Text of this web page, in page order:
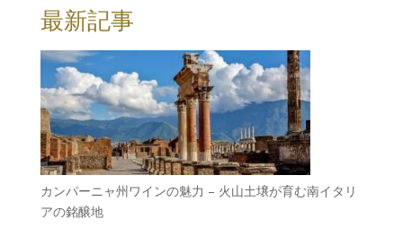
最新記事
カンパーニャ州ワインの魅力 – 火山土壌が育む南イタリ
アの銘醸地